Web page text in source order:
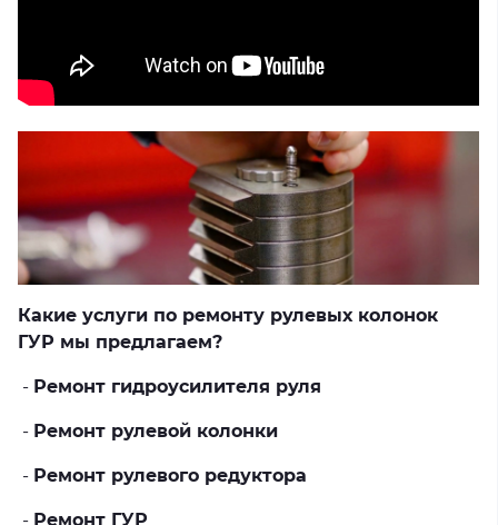
Какие услуги по ремонту рулевых колонок
ГУР мы предлагаем?
- Ремонт гидроусилителя руля
- Ремонт рулевой колонки
- Ремонт рулевого редуктора
- Ремонт ГУР